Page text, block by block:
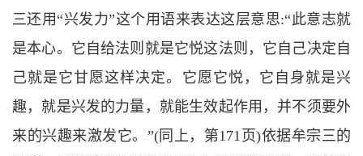
三还用 “兴发力”这个用语来表达这层意思:“此意志就
是本心。它自给法则就是它悦这法则，它自己决定自
己就是它甘愿这样决定。它愿它悦，它自身就是兴
趣，就是兴发的力量，就能生效起作用，并不须要外
来的兴趣来激发它。 ”(同上，第171 页)依据牟宗三的